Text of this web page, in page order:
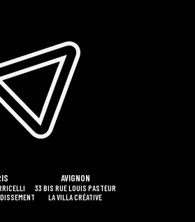
AVIGNON
33 BIS RUE LOUIS PASTEUR
LA VILLA CRÉATIVE